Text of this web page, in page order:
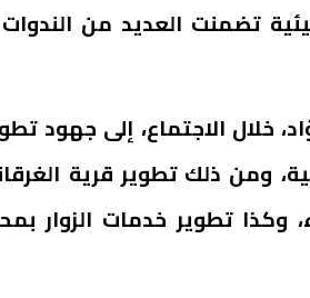
تضمنت العديد من الندوات
خلال الاجتماع، إلى جهود
ومن ذلك تطوير قرية
وكذا تطوير خدمات الزوار